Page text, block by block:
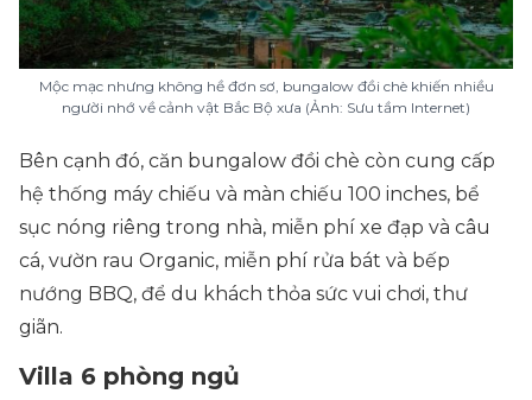
Mộc mạc nhưng không hề đơn sơ, bungalow đồi chè khiến nhiều
người nhớ về cảnh vật Bắc Bộ xưa (Ảnh: Sưu tầm Internet)
Bên cạnh đó, căn bungalow đồi chè còn cung cấp
hệ thống máy chiếu và màn chiếu 100 inches, bể
sục nóng riêng trong nhà, miễn phí xe đạp và câu
cá, vườn rau Organic, miễn phí rửa bát và bếp
nướng BBQ, để du khách thỏa sức vui chơi, thư
giãn.
Villa 6 phòng ngủ